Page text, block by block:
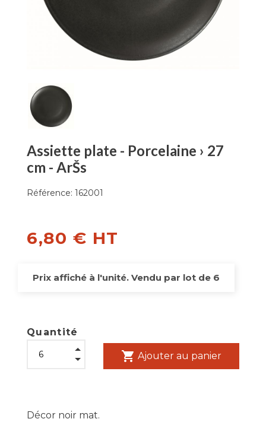
Assiette plate - Porcelaine › 27
cm - ArŠs
Référence: 162001
6,80 € HT
Prix affiché à l'unité. Vendu par lot de 6
Quantité
shopping_cart Ajouter au panier
Décor noir mat.